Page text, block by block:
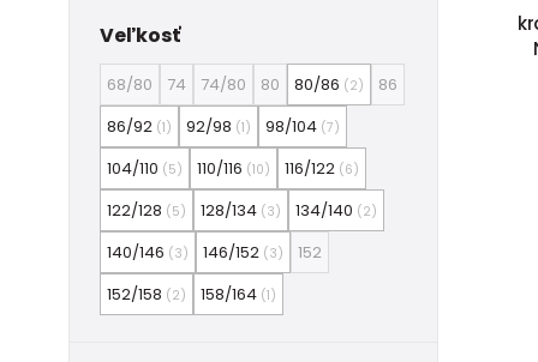
Veľkosť
68/80 74 74/80 80 80/86 (2)
86
86/92 (1) 92/98 (1) 98/104 (7)
104/110 (5) 110/116 (10) 116/122 (6)
122/128 (5) 128/134 (3) 134/140 (2)
140/146 (3) 146/152 (3)
152
152/158 (2) 158/164 (1)